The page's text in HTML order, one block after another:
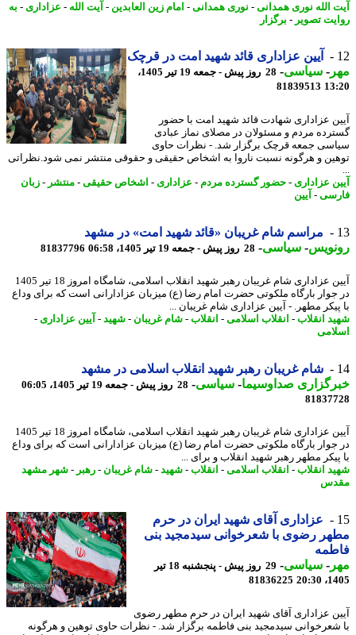
الله نوری همدانی- نوری همدانی- امام زین العابدین-آیت الله-عزاداری- به
تصویر-برگزار
آیین عزاداری قائد شهید امت در قرچک
-سیاسی-
28 روز پیش - جمعه 19 تیر 1405،
81839513
عزاداری شهادت قائد شهید امت با حضور
مردم و مسئولان در مصلای نماز عبادی
جمعه قرچک برگزار شد. - نظرات حاوی
و هرگونه نسبت ناروا به اشخاص حقیقی و حقوقی منتشر نمی شود.نظراتی
عزاداری- حضور گسترده مردم- عزاداری- اشخاص حقیقی-منتشر-زبان
-آیین
مراسم شام غریبان «قائد شهید امت» در مشهد
-سیاسی-28 روز پیش - جمعه 19 تیر 1405، 06:58 81837796
آیین عزاداری شام غریبان رهبر شهید انقلاب اسلامی، شامگاه امروز 18 تیر 1405
بارگاه ملکوتی حضرت امام رضا (ع) میزبان عزادارانی است که برای وداع
مطهر. - آیین عزاداری شام غریبان ...
انقلاب-انقلاب اسلامی-انقلاب-شام غریبان -شهید-آیین عزاداری-
شام غریبان رهبر شهید انقلاب اسلامی در مشهد
صداوسیما-سیاسی-28 روز پیش - جمعه 19 تیر 1405، 06:05
آیین عزاداری شام غریبان رهبر شهید انقلاب اسلامی، شامگاه امروز 18 تیر 1405
بارگاه ملکوتی حضرت امام رضا (ع) میزبان عزادارانی است که برای وداع
مطهر رهبر شهید انقلاب و برای ...
انقلاب-انقلاب اسلامی-انقلاب-شهید-شام غریبان -رهبر -شهر مشهد
عزاداری آقای شهید ایران در حرم
رضوی با شعرخوانی سیدمجید بنی
-سیاسی-
29 روز پیش - پنجشنبه 18 تیر
81836225
عزاداری آقای شهید ایران در حرم مطهر رضوی
سیدمجید بنی فاطمه برگزار شد. - نظرات حاوی توهین و هرگونه